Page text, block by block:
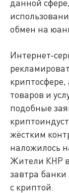
данной
обмен на
Интернет-
криптосфере,
товаров и
подобные
жёстким
наложилось
Жители КНР
завтра
с криптой.